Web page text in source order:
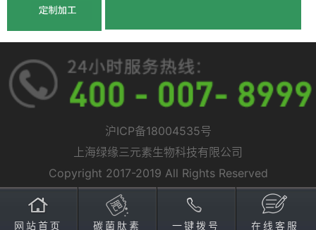
沪ICP备18004535号
上海绿缘三元素生物科技有限公司
Copyright 2017-2019 All Rights Reserved
网站首页 碳菌肽素 一键拨号 在线客服